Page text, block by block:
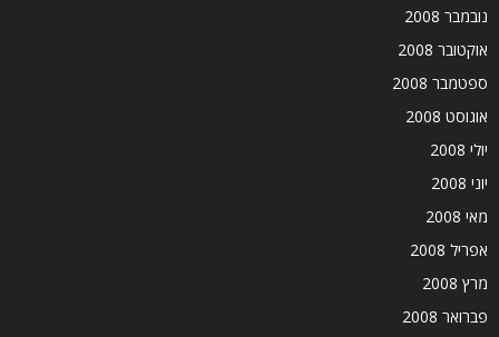
נובמבר 2008
אוקטובר 2008
ספטמבר 2008
אוגוסט 2008
יולי 2008
יוני 2008
מאי 2008
אפריל 2008
מרץ 2008
פברואר 2008